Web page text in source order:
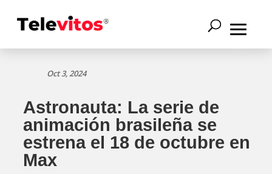
Oct 3, 2024
Astronauta: La serie de
animación brasileña se
estrena el 18 de octubre en
Max